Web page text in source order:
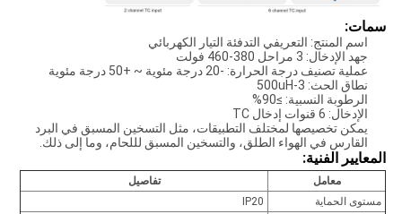
سمات:
اسم المنتج: التعريفي التدفئة التيار الكهربائي
جهد الإدخال: 3 مراحل 380-460 فولت
عملية تصنيف درجة الحرارة: -20 درجة مئوية ~ +50 درجة مئوية
نطاق الحث: 3-500uH
الرطوبة النسبية: ≥90%
الإدخال: 6 قنوات إدخال TC
يمكن تخصيصها لمختلف التطبيقات، مثل التسخين المسبق في البرد
القارس في الهواء الطلق، والتسخين المسبق لللحام، وما إلى ذلك.
المعايير الفنية:
معامل
تفاصيل
مستوى الحماية
IP20